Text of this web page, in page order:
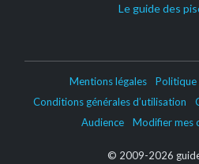
Le guide des
Mentions légales
Politique
Conditions générales d’utilisation
Audience
Modifier mes
© 2009-2026